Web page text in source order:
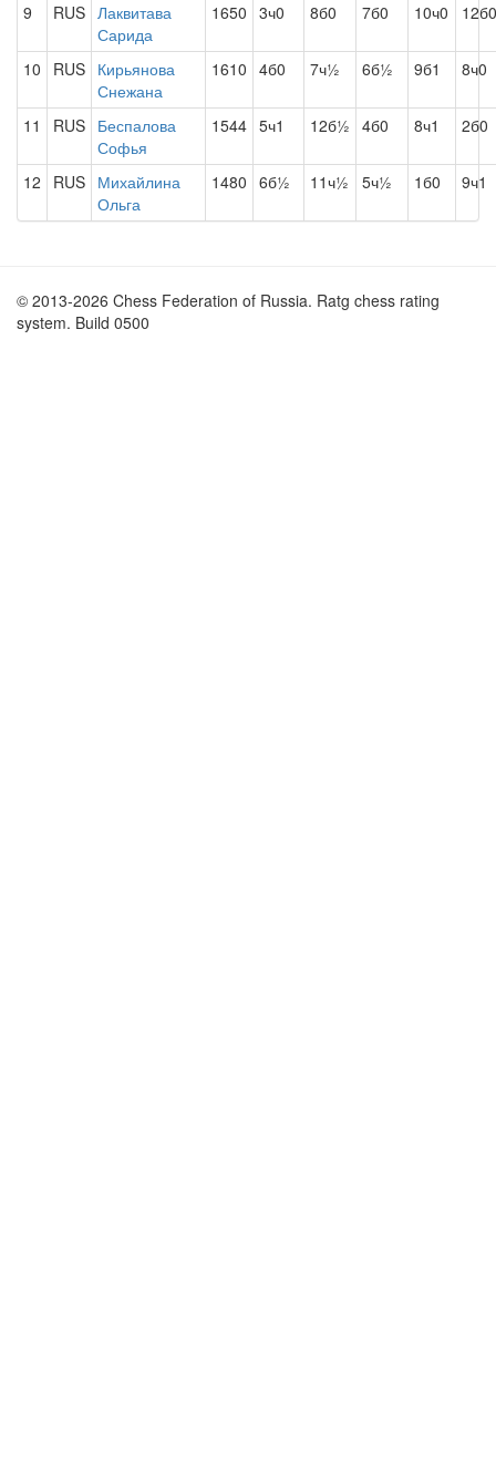
9 RUS Лаквитава
Сарида
1650 3ч0 8б0 7б0 10ч0 12б0
10 RUS Кирьянова
Снежана
1610 4б0 7ч½ 6б½ 9б1 8ч0
11 RUS Беспалова
Софья
1544 5ч1 12б½ 4б0 8ч1 2б0
12 RUS Михайлина
Ольга
1480 6б½ 11ч½ 5ч½ 1б0 9ч1
© 2013-2026 Chess Federation of Russia. Ratg chess rating
system. Build 0500